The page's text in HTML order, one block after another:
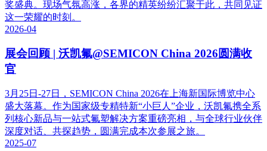
奖盛典。现场气氛高涨，各界的精英纷纷汇聚于此，共同见证
这一荣耀的时刻。
2026-04
展会回顾 | 沃凯氟@SEMICON China 2026圆满收
官
3月25日-27日，SEMICON China 2026在上海新国际博览中心
盛大落幕。作为国家级专精特新“小巨人”企业，沃凯氟携全系
列核心新品与一站式氟塑解决方案重磅亮相，与全球行业伙伴
深度对话、共探趋势，圆满完成本次参展之旅。
2025-07